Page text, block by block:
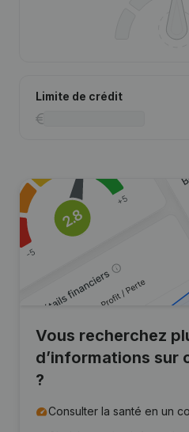
Limite de crédit
Vous recherchez
d’informations sur
?
Consulter la santé en un